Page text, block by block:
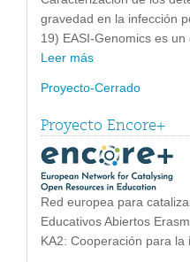
gravedad en la infección
19) EASI-Genomics es
Leer más
Proyecto-Cerrado
Proyecto Encore+
Red europea para
Educativos Abiertos
KA2: Cooperación para la